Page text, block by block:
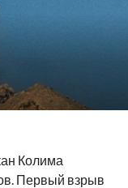
Колима
Первый взрыв